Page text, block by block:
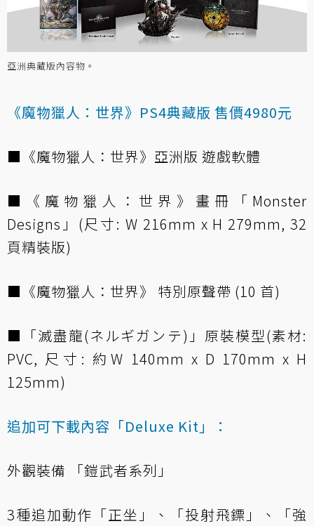
亞洲典藏版內容物。
《魔物獵人：世界》PS4典藏版 售價4980元
■《魔物獵人：世界》亞洲版 遊戲軟體
■《魔物獵人：世界》畫冊「Monster
Designs」(尺寸: W 216mm x H 279mm, 32
頁精裝版)
■《魔物獵人：世界》 特別原聲帶 (10 首)
■「滅盡龍(ネルギガンテ)」原裝模型(素材:
PVC, 尺寸: 約W 140mm x D 170mm x H
125mm)
追加可下載內容「Deluxe Kit」：
外觀裝備 「鎧武者系列」
3種追加動作「正坐」、「投射飛鏢」、「強